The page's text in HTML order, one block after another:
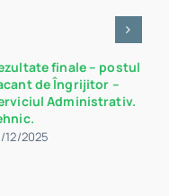
finale – postul
de Îngrijitor –
Administrativ.
12/2025